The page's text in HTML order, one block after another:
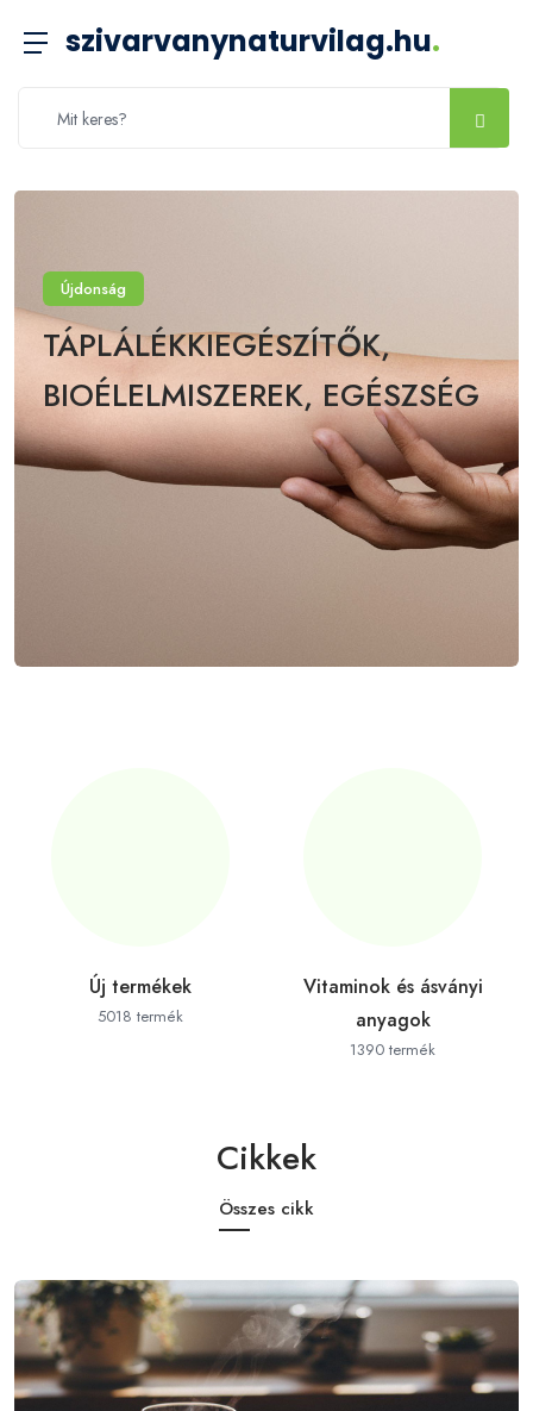
szivarvanynaturvilag.hu.
Újdonság
TÁPLÁLÉKKIEGÉSZÍTŐK,
BIOÉLELMISZEREK, EGÉSZSÉG
Új termékek
5018 termék
Vitaminok és ásványi
anyagok
1390 termék
Cikkek
Összes cikk